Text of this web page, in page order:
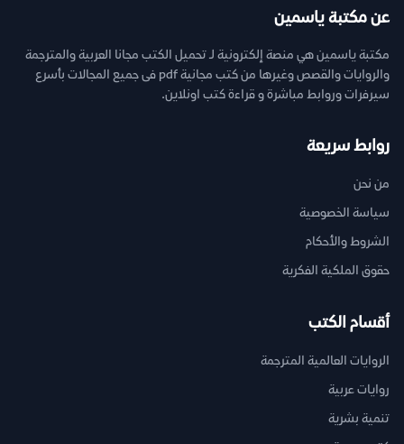
عن مكتبة ياسمين
مكتبة ياسمين هي منصة إلكترونية لـ تحميل الكتب مجانا العربية والمترجمة
والروايات والقصص وغيرها من كتب مجانية pdf فى جميع المجالات بأسرع
سيرفرات وروابط مباشرة و قراءة كتب اونلاين.
روابط سريعة
من نحن
سياسة الخصوصية
الشروط والأحكام
حقوق الملكية الفكرية
أقسام الكتب
الروايات العالمية المترجمة
روايات عربية
تنمية بشرية